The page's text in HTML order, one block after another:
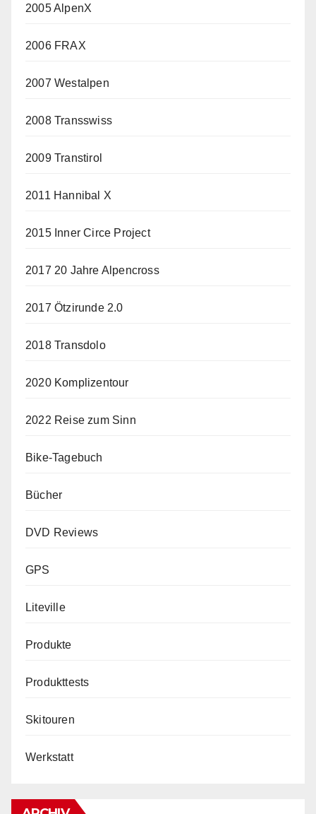
2005 AlpenX
2006 FRAX
2007 Westalpen
2008 Transswiss
2009 Transtirol
2011 Hannibal X
2015 Inner Circe Project
2017 20 Jahre Alpencross
2017 Ötzirunde 2.0
2018 Transdolo
2020 Komplizentour
2022 Reise zum Sinn
Bike-Tagebuch
Bücher
DVD Reviews
GPS
Liteville
Produkte
Produkttests
Skitouren
Werkstatt